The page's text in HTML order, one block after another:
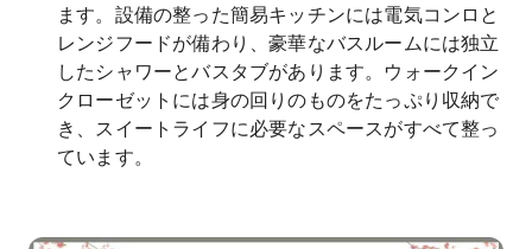
ます。設備の整った簡易キッチンには電気コンロと
レンジフードが備わり、豪華なバスルームには独立
したシャワーとバスタブがあります。ウォークイン
クローゼットには身の回りのものをたっぷり収納で
き、スイートライフに必要なスペースがすべて整っ
ています。